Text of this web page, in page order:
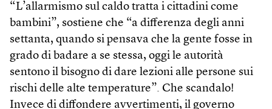
“L’allarmismo sul caldo tratta i cittadini come
bambini”, sostiene che “a differenza degli anni
settanta, quando si pensava che la gente fosse in
grado di badare a se stessa, oggi le autorità
sentono il bisogno di dare lezioni alle persone sui
rischi delle alte temperature”. Che scandalo!
Invece di diffondere avvertimenti, il governo